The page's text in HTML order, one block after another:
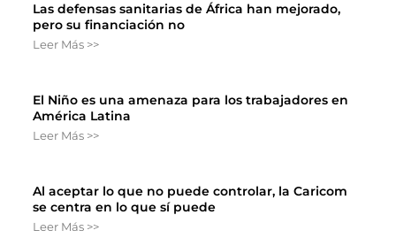
Las defensas sanitarias de África han mejorado,
pero su financiación no
Leer Más >>
El Niño es una amenaza para los trabajadores en
América Latina
Leer Más >>
Al aceptar lo que no puede controlar, la Caricom
se centra en lo que sí puede
Leer Más >>